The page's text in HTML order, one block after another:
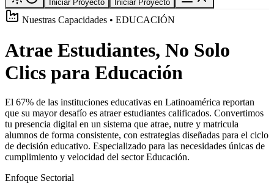
Iniciar Proyecto Iniciar Proyecto
Nuestras Capacidades • EDUCACIÓN
Atrae Estudiantes, No Solo
Clics para Educación
El 67% de las instituciones educativas en Latinoamérica reportan
que su mayor desafío es atraer estudiantes calificados. Convertimos
tu presencia digital en un sistema que atrae, nutre y matricula
alumnos de forma consistente, con estrategias diseñadas para el ciclo
de decisión educativo. Especializado para las necesidades únicas de
cumplimiento y velocidad del sector Educación.
Enfoque Sectorial